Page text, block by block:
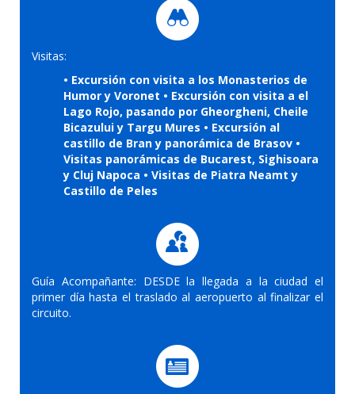
Visitas:
• Excursión con visita a los Monasterios de
Humor y Voronet • Excursión con visita a el
Lago Rojo, pasando por Gheorgheni, Cheile
Bicazului y Targu Mures • Excursión al
castillo de Bran y panorámica de Brasov •
Visitas panorámicas de Bucarest, Sighisoara
y Cluj Napoca • Visitas de Piatra Neamt y
Castillo de Peles
Guía Acompañante: DESDE la llegada a la ciudad el
primer día hasta el traslado al aeropuerto al finalizar el
circuito.